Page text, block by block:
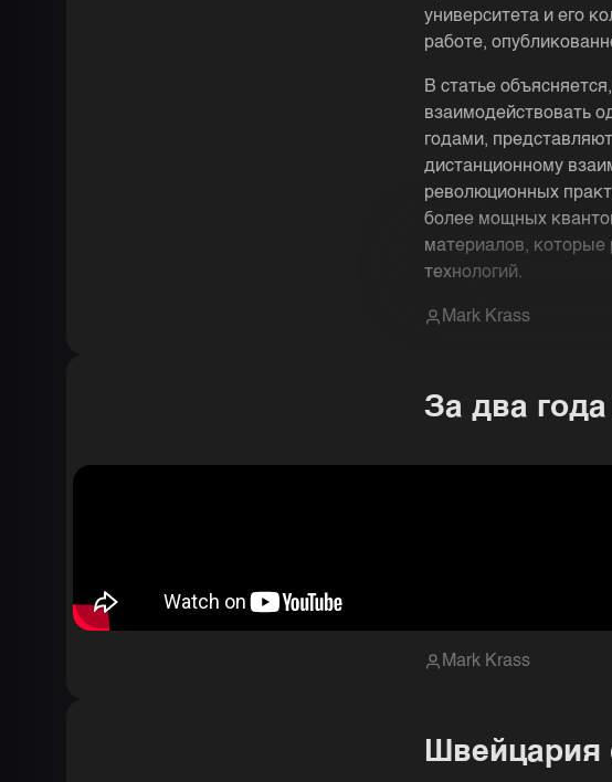
университета и его
работе,
В статье
взаимодействовать
годами,
дистанционному
революционных
более мощных
материалов,
технологий.
Mark Krass
За два
Mark Krass
Швейцария